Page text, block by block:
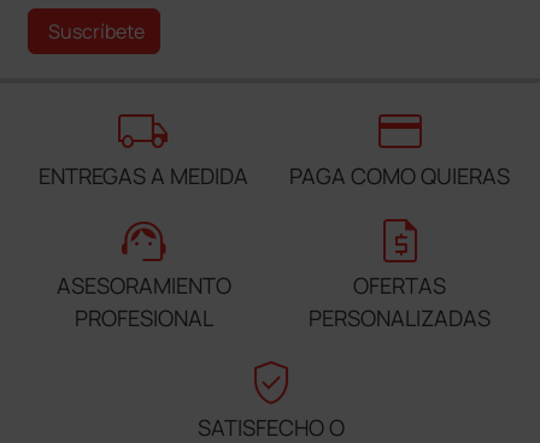
Suscríbete
local_shipping
ENTREGAS A MEDIDA
credit_card
PAGA COMO QUIERAS
support_agent
ASESORAMIENTO
PROFESIONAL
request_quote
OFERTAS
PERSONALIZADAS
verified_user
SATISFECHO O